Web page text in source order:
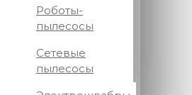
Роботы-
пылесосы
Сетевые
пылесосы